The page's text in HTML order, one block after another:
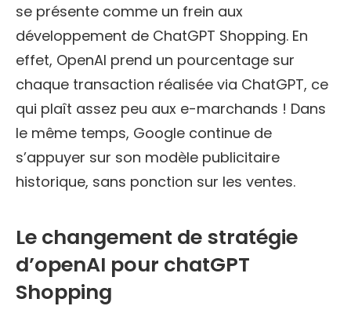
se présente comme un frein aux
développement de ChatGPT Shopping. En
effet, OpenAI prend un pourcentage sur
chaque transaction réalisée via ChatGPT, ce
qui plaît assez peu aux e-marchands ! Dans
le même temps, Google continue de
s’appuyer sur son modèle publicitaire
historique, sans ponction sur les ventes.
Le changement de stratégie
d’openAI pour chatGPT
Shopping